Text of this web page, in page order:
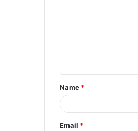
t
*
Name *
Email *